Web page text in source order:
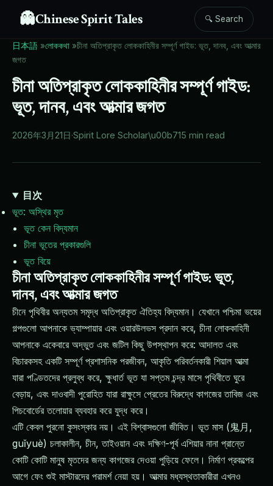
👻Chinese Spirit Tales 🔍 Search
日本語 »লোককথা »চীনা অতিপ্রাকৃত লোককাহিনীর সম্পূর্ণ গাইড: ভূত, দানব, এবং আত্মার
জগত
চীনা অতিপ্রাকৃত লোককাহিনীর সম্পূর্ণ গাইড:
ভূত, দানব, এবং আত্মার জগত
2026年3月21日·Spirit Lore Scholar\u00b715 min read
目次
ভূত: অস্থির মৃত
ভূত কেন বিদ্যমান
চীনা ভূতের প্রকারগুলি
ভূত বিয়ে
চীনা অতিপ্রাকৃত লোককাহিনীর সম্পূর্ণ গাইড: ভূত,
দানব, এবং আত্মার জগত
চীনে পৃথিবীর অন্যতম সমৃদ্ধ অতিপ্রাকৃত ঐতিহ্য বিদ্যমান। যেখানে পশ্চিমা ভয়ের
গল্পগুলো আপনাকে ভ্যাম্পায়ার এবং ওয়ারউলভস প্রদান করে, চীনা লোককাহিনী
আপনাকে একেবারে অদ্ভুত এবং জটিল কিছু উপস্থাপন করে: আদালত এবং
বিচারকসহ একটি সম্পূর্ণ প্রশাসনিক পরজীবন, আকৃতি পরিবর্তনকারী শিয়াল আত্মা
যারা পণ্ডিতদের প্রলুব্ধ করে, ক্ষুধার্ত ভূত যা সপ্তম চন্দ্র মাসে পৃথিবীতে ঘুরে
বেড়ায়, এবং দাওবাদী পুরোহিত যারা রাক্ষুসে প্রেতের বিরুদ্ধে কাগজের তাবিজ এবং
পিচবোর্ডের তলোয়ার ব্যবহার করে যুদ্ধ করে।
এটি কেবল পুরনো কুসংস্কার নয়। এই বিশ্বাসগুলো জীবিত। ভূত মাস (鬼月,
guǐyuè) চলাকালীন, চীন, তাইওয়ান এবং দক্ষিণ-পূর্ব এশিয়ার নানা প্রান্তে
কোটি কোটি মানুষ মৃতদের জন্য কাগজের দেওয়া পুড়িয়ে ফেলে। নির্মাণ প্রকল্পের
আগে ফেং শুই মাস্টারদের পরামর্শ নেয়া হয়। আত্মার মধ্যস্থতাকারীরা এখনও